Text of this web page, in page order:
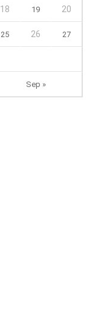
Sep »
18 19 20
25 26 27